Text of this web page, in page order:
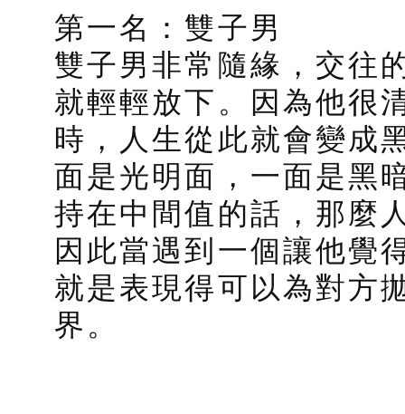
第一名：雙子男
雙子男非常隨緣，交往
就輕輕放下。因為他很
時，人生從此就會變成
面是光明面，一面是黑
持在中間值的話，那麼
因此當遇到一個讓他覺
就是表現得可以為對方
界。